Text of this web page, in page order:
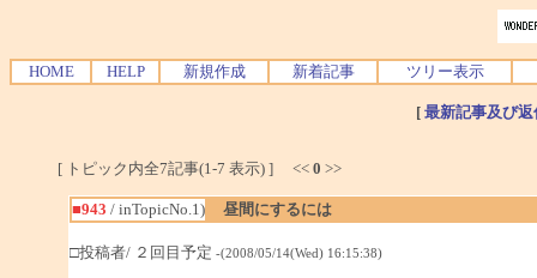
HOME HELP 新規作成 新着記事 ツリー表示
[ 最新記事及び
[ トピック内全7記事(1-7 表示) ] << 0 >>
■943 / inTopicNo.1) 昼間にするには
□投稿者/ ２回目予定 -(2008/05/14(Wed) 16:15:38)